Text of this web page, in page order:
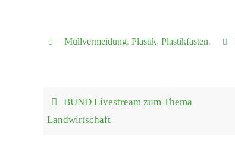
Müllvermeidung, Plastik, Plastikfasten.
BUND Livestream zum Thema
Landwirtschaft